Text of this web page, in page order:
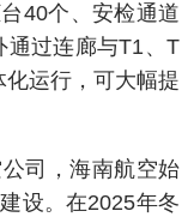
40个、安检通道
通过连廊与T1、T
运行，可大幅提
司，海南航空始
设。在2025年冬